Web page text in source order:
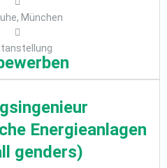
München
Energieanlagen
genders)